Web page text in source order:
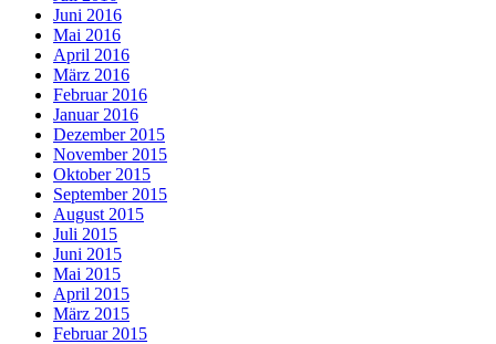
Juni 2016
Mai 2016
April 2016
März 2016
Februar 2016
Januar 2016
Dezember 2015
November 2015
Oktober 2015
September 2015
August 2015
Juli 2015
Juni 2015
Mai 2015
April 2015
März 2015
Februar 2015